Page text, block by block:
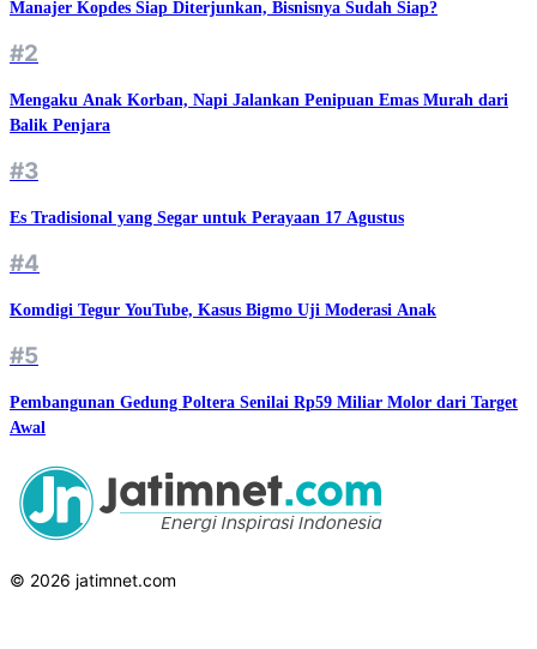
Manajer Kopdes Siap Diterjunkan, Bisnisnya Sudah Siap?
#2
Mengaku Anak Korban, Napi Jalankan Penipuan Emas Murah dari
Balik Penjara
#3
Es Tradisional yang Segar untuk Perayaan 17 Agustus
#4
Komdigi Tegur YouTube, Kasus Bigmo Uji Moderasi Anak
#5
Pembangunan Gedung Poltera Senilai Rp59 Miliar Molor dari Target
Awal
© 2026 jatimnet.com